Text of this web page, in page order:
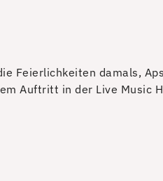
Feierlichkeiten damals,
Auftritt in der Live Music